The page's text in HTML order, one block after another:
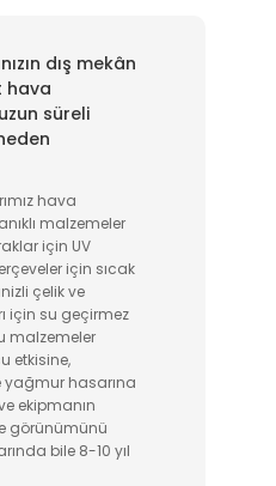
dış mekân
hava
süreli
hava
malzemeler
için UV
için sıcak
çelik ve
için su geçirmez
malzemeler
etkisine,
hasarına
ekipmanın
görünümünü
bile 8-10 yıl